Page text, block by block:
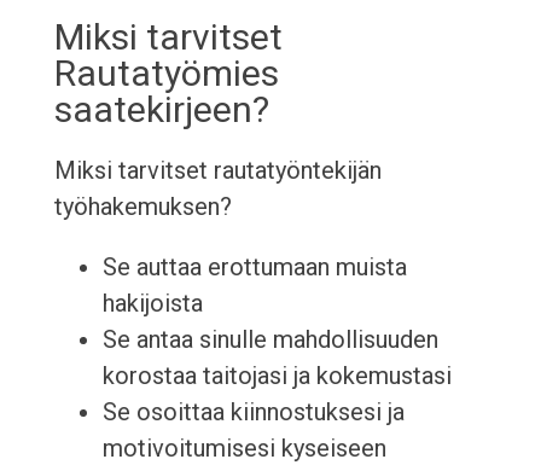
Miksi tarvitset
Rautatyömies
saatekirjeen?
Miksi tarvitset rautatyöntekijän
työhakemuksen?
Se auttaa erottumaan muista
hakijoista
Se antaa sinulle mahdollisuuden
korostaa taitojasi ja kokemustasi
Se osoittaa kiinnostuksesi ja
motivoitumisesi kyseiseen